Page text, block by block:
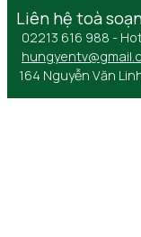
Liên hệ toà
02213 616 988 -
164 Nguyễn Văn